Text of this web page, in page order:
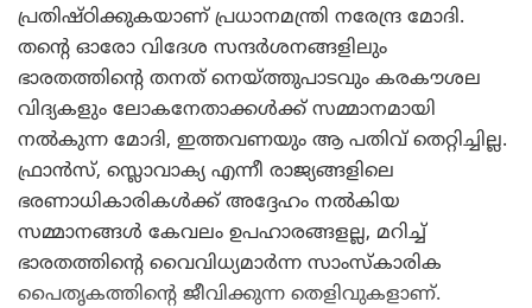
പ്രതിഷ്ഠിക്കുകയാണ് പ്രധാനമന്ത്രി നരേന്ദ്ര മോദി.
തന്റെ ഓരോ വിദേശ സന്ദർശനങ്ങളിലും
ഭാരതത്തിന്റെ തനത് നെയ്ത്തുപാടവും കരകൗശല
വിദ്യകളും ലോകനേതാക്കൾക്ക് സമ്മാനമായി
നൽകുന്ന മോദി, ഇത്തവണയും ആ പതിവ് തെറ്റിച്ചില്ല.
ഫ്രാൻസ്, സ്ലൊവാക്യ എന്നീ രാജ്യങ്ങളിലെ
ഭരണാധികാരികൾക്ക് അദ്ദേഹം നൽകിയ
സമ്മാനങ്ങൾ കേവലം ഉപഹാരങ്ങളല്ല, മറിച്ച്
ഭാരതത്തിന്റെ വൈവിധ്യമാർന്ന സാംസ്കാരിക
പൈതൃകത്തിന്റെ ജീവിക്കുന്ന തെളിവുകളാണ്.